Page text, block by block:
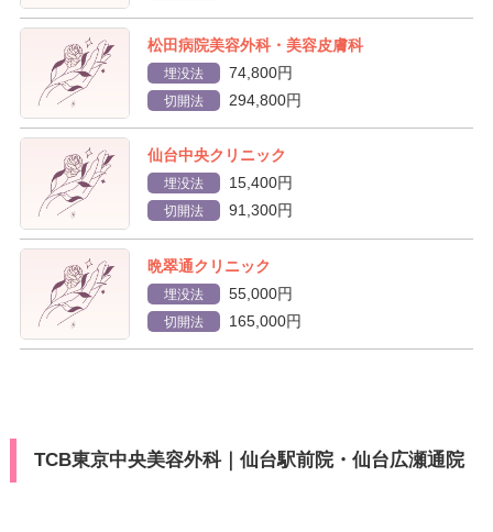
松田病院美容外科・美容皮膚科
埋没法 74,800円
切開法 294,800円
仙台中央クリニック
埋没法 15,400円
切開法 91,300円
晩翠通クリニック
埋没法 55,000円
切開法 165,000円
TCB東京中央美容外科｜仙台駅前院・仙台広瀬通院